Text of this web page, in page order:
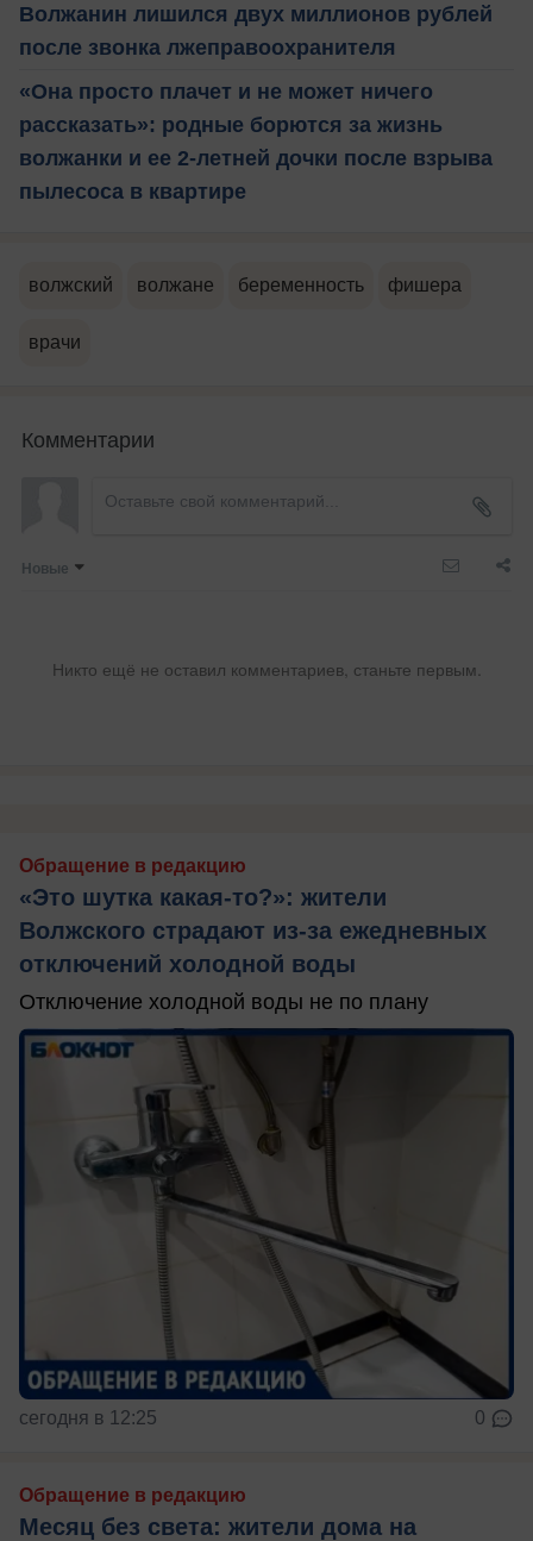
Волжанин лишился двух миллионов рублей
после звонка лжеправоохранителя
«Она просто плачет и не может ничего
рассказать»: родные борются за жизнь
волжанки и ее 2-летней дочки после взрыва
пылесоса в квартире
волжский волжане беременность фишера
врачи
Комментарии
Новые
Никто ещё не оставил комментариев, станьте первым.
Обращение в редакцию
«Это шутка какая-то?»: жители
Волжского страдают из‑за ежедневных
отключений холодной воды
Отключение холодной воды не по плану
сегодня в 12:25 0
Обращение в редакцию
Месяц без света: жители дома на